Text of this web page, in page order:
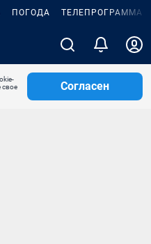
ПОГОДА ТЕЛЕПРОГРАММА
свое
Согласен